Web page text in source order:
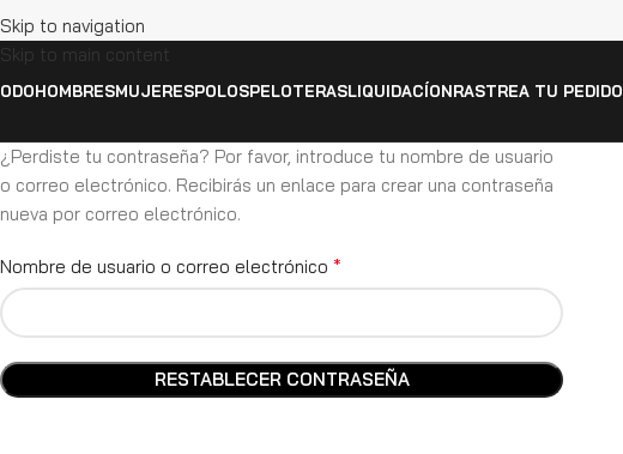
Skip to navigation
Skip to main content
HOMBRESMUJERESPOLOSPELOTERASLIQUIDACÍONRASTREA TU PEDIDO
¿Perdiste tu contraseña? Por favor, introduce tu nombre de usuario
o correo electrónico. Recibirás un enlace para crear una contraseña
nueva por correo electrónico.
Nombre de usuario o correo electrónico *
RESTABLECER CONTRASEÑA